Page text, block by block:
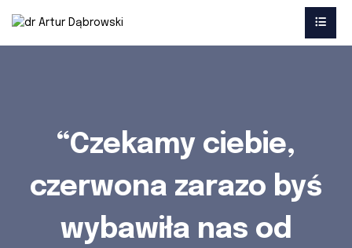
“Czekamy ciebie,
czerwona zarazo byś
wybawiła nas od